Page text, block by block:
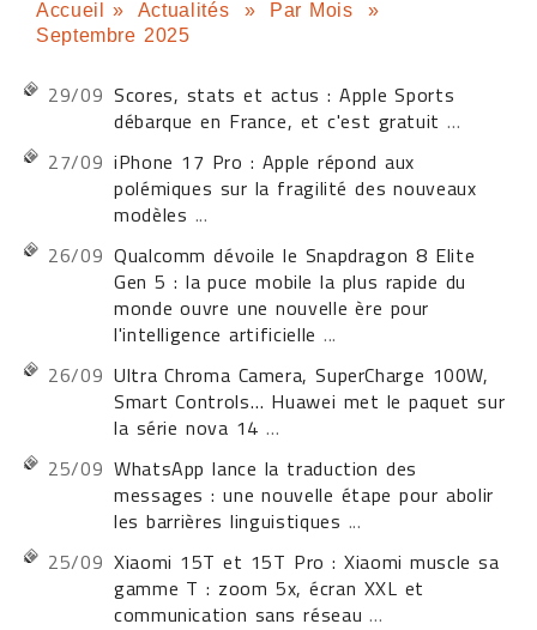
Accueil » Actualités » Par Mois
»
Septembre 2025
29/09 Scores, stats et actus : Apple Sports
débarque en France, et c'est gratuit ...
27/09 iPhone 17 Pro : Apple répond aux
polémiques sur la fragilité des nouveaux
modèles ...
26/09 Qualcomm dévoile le Snapdragon 8 Elite
Gen 5 : la puce mobile la plus rapide du
monde ouvre une nouvelle ère pour
l'intelligence artificielle ...
26/09 Ultra Chroma Camera, SuperCharge 100W,
Smart Controls… Huawei met le paquet sur
la série nova 14 ...
25/09 WhatsApp lance la traduction des
messages : une nouvelle étape pour abolir
les barrières linguistiques ...
25/09 Xiaomi 15T et 15T Pro : Xiaomi muscle sa
gamme T : zoom 5x, écran XXL et
communication sans réseau ...